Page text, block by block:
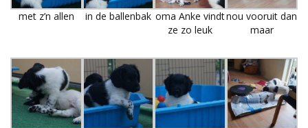
met z’n allen in de ballenbak oma Anke vindt
ze zo leuk
nou vooruit dan
maar